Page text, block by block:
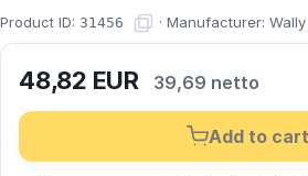
Product ID: 31456 · Manufacturer: Wally
48,82 EUR 39,69 netto
Add to cart